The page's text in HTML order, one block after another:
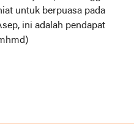
untuk berpuasa pada
ini adalah pendapat